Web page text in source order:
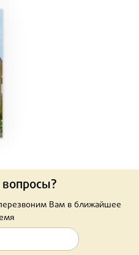
Вам в ближайшее